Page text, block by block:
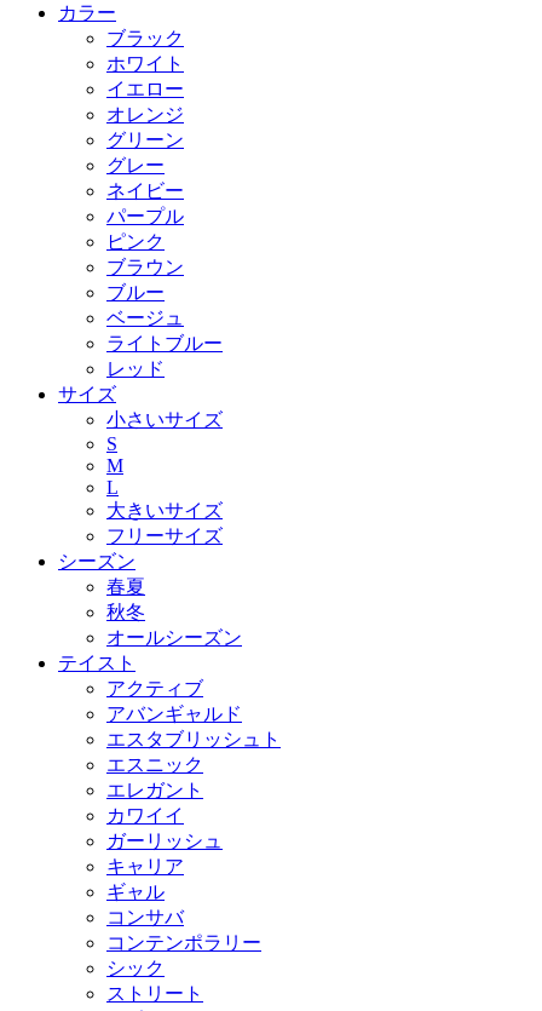
カラー
ブラック
ホワイト
イエロー
オレンジ
グリーン
グレー
ネイビー
パープル
ピンク
ブラウン
ブルー
ベージュ
ライトブルー
レッド
サイズ
小さいサイズ
S
M
L
大きいサイズ
フリーサイズ
シーズン
春夏
秋冬
オールシーズン
テイスト
アクティブ
アバンギャルド
エスタブリッシュト
エスニック
エレガント
カワイイ
ガーリッシュ
キャリア
ギャル
コンサバ
コンテンポラリー
シック
ストリート